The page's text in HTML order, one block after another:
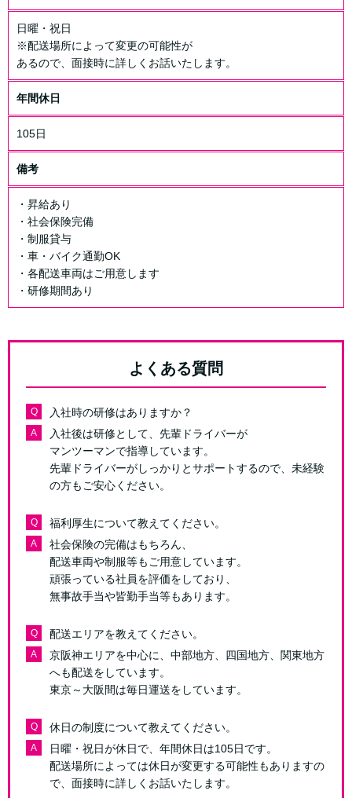
日曜・祝日
※配送場所によって変更の可能性が
あるので、面接時に詳しくお話いたします。
年間休日
105日
備考
・昇給あり
・社会保険完備
・制服貸与
・車・バイク通勤OK
・各配送車両はご用意します
・研修期間あり
よくある質問
Q 入社時の研修はありますか？
A
入社後は研修として、先輩ドライバーが
マンツーマンで指導しています。
先輩ドライバーがしっかりとサポートするので、未経験
の方もご安心ください。
Q 福利厚生について教えてください。
A
社会保険の完備はもちろん、
配送車両や制服等もご用意しています。
頑張っている社員を評価をしており、
無事故手当や皆勤手当等もあります。
Q 配送エリアを教えてください。
A
京阪神エリアを中心に、中部地方、四国地方、関東地方
へも配送をしています。
東京～大阪間は毎日運送をしています。
Q 休日の制度について教えてください。
A
日曜・祝日が休日で、年間休日は105日です。
配送場所によっては休日が変更する可能性もありますの
で、面接時に詳しくお話いたします。